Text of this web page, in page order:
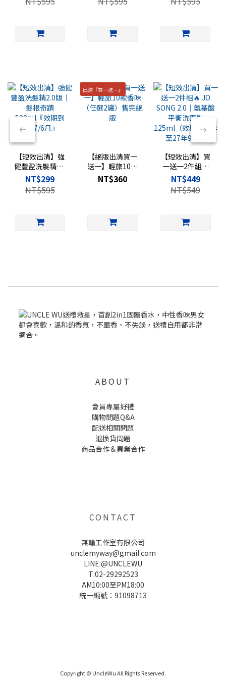
2027/6月』
【短效出清】強
健豐盈洗髮精2.0
版｜髮根奇蹟
500ml『效期到
2027/6月』
NT$299
NT$595
出清『買一送一』
【絕版出清買一
送一】輕旅10款
香味（任選2罐）
售完絕版
NT$360
【短效出清】買
一送一2件組🔥
JO SONG 2.0｜氨
基酸平衡洗面乳
125ml（效期剩
NT$449
NT$549
ABOUT
會員專屬好禮
購物問題Q&A
配送相關問題
退換貨問題
商品合作＆異業合作
CONTACT
無輸工作室有限公司
unclemyway@gmail.com
LINE:@UNCLEWU
T:02-29292523
AM10:00至PM18:00
統一編號：91098713
Copyright © UncleWu All Rights Reserved.